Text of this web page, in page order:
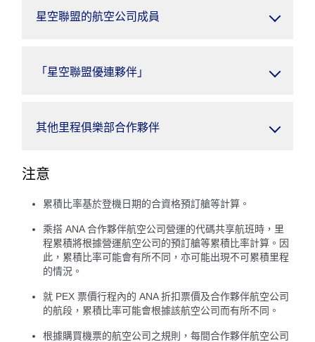
星空聯盟的航空公司成員
「星空聯盟優連夥伴」
其他里程俱樂部合作夥伴
注意
累積比率基於登機日期的合資格預訂艙等計算。
乘搭 ANA 合作夥伴航空公司營運的代碼共享航班時，里
程累積將根據營運航空公司的預訂艙等累積比率計算。因
此，累積比率可能會有所不同，亦可能出現不可累積里程
的情況。
就 PEX 票價行程內的 ANA 折扣票價及合作夥伴航空公司
的航段，累積比率可能會根據該航空公司而有所不同。
根據購買機票的航空公司之規則，每間合作夥伴航空公司